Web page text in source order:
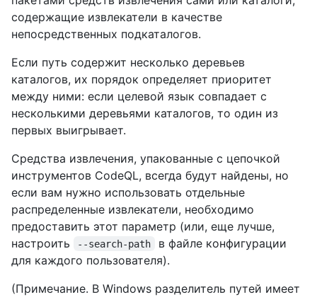
содержащие извлекатели в качестве
непосредственных подкаталогов.
Если путь содержит несколько деревьев
каталогов, их порядок определяет приоритет
между ними: если целевой язык совпадает с
несколькими деревьями каталогов, то один из
первых выигрывает.
Средства извлечения, упакованные с цепочкой
инструментов CodeQL, всегда будут найдены, но
если вам нужно использовать отдельные
распределенные извлекатели, необходимо
предоставить этот параметр (или, еще лучше,
настроить
--search-path
в файле конфигурации
для каждого пользователя).
(Примечание. В Windows разделитель путей имеет